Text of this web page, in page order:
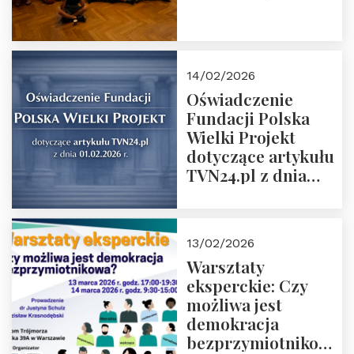
14/02/2026
Oświadczenie
Fundacji Polska
Wielki Projekt
dotyczące artykułu
TVN24.pl z dnia
13/02/2026
Warsztaty
eksperckie: Czy
możliwa jest
demokracja
bezprzymiotnikowa?